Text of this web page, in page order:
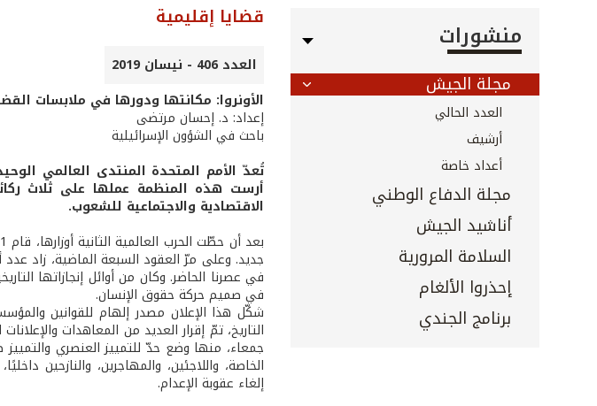
منشورات
مجلة الجيش
العدد الحالي
أرشيف
أعداد خاصة
مجلة الدفاع الوطني
أناشيد الجيش
السلامة المرورية
إحذروا الألغام
برنامج الجندي
قضايا إقليمية
العدد 406 - نيسان 2019
الأونروا: مكانتها ودورها في ملابسات
إعداد: د. إحسان مرتضى
باحث في الشؤون الإسرائيلية
تُعدّ الأمم المتحدة المنتدى العالمي
أرست هذه المنظمة عملها على ثلاث
الاقتصادية والاجتماعية للشعوب.
في صميم حركة حقوق الإنسان.
شكّل هذا الإعلان مصدر إلهام للقوانين
التاريخ، تمّ إقرار العديد من المعاهدات
جمعاء، منها وضع حدّ للتمييز العنصري والتمييز
الخاصة، واللاجئين، والمهاجرين، والنازحين
إلغاء عقوبة الإعدام.